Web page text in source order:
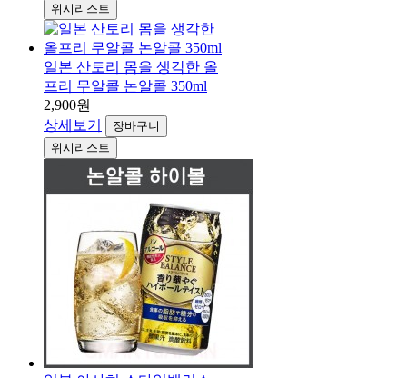
위시리스트
일본 산토리 몸을 생각한 올
프리 무알콜 논알콜 350ml
2,900원
상세보기
장바구니
위시리스트